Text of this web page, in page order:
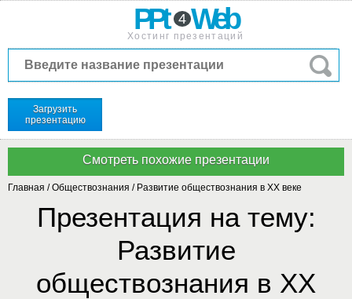
PPt 4 Web
Хостинг презентаций
Загрузить
презентацию
Главная /Обществознания / Развитие обществознания в XX веке
Презентация на тему:
Развитие
обществознания в XX